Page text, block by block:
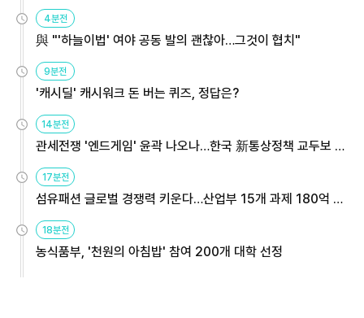
4분전
與 "'하늘이법' 여야 공동 발의 괜찮아…그것이 협치"
9분전
'캐시딜' 캐시워크 돈 버는 퀴즈, 정답은?
14분전
관세전쟁 '엔드게임' 윤곽 나오나…한국 新통상정책 교두보 활
17분전
섬유패션 글로벌 경쟁력 키운다…산업부 15개 과제 180억 지
18분전
농식품부, '천원의 아침밥' 참여 200개 대학 선정